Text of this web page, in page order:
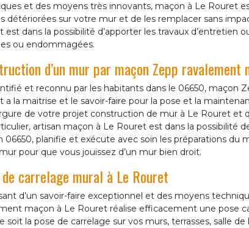
et des moyens très innovants, maçon à Le Rouret
détériorées sur votre mur et de les remplacer sans
est dans la possibilité d’apporter les travaux d’entretien
ou endommagées.
d’un mur par maçon Zepp ravalement
et reconnu par les habitants dans le 06650, maçon
a la maitrise et le savoir-faire pour la pose et la
de votre projet construction de mur à Le Rouret et
artisan maçon à Le Rouret est dans la possibilité
06650, planifie et exécute avec soin les préparations du
pour que vous jouissez d’un mur bien droit.
de carrelage mural à Le Rouret
d’un savoir-faire exceptionnel et des moyens
maçon à Le Rouret réalise efficacement une pose
soit la pose de carrelage sur vos murs, terrasses, salle